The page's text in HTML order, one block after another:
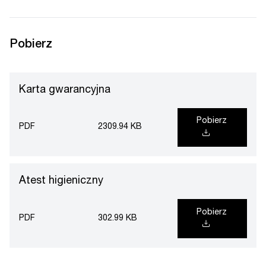
Pobierz
Karta gwarancyjna
PDF 2309.94 KB
Pobierz
Atest higieniczny
PDF 302.99 KB
Pobierz